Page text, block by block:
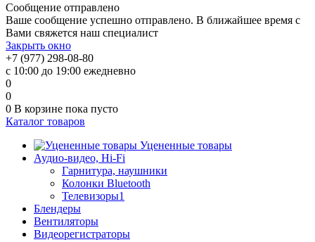
Сообщение отправлено
Ваше сообщение успешно отправлено. В ближайшее время с
Вами свяжется наш специалист
Закрыть окно
+7 (977) 298-08-80
с 10:00 до 19:00 ежедневно
0
0
0 В корзине пока пусто
Каталог товаров
Уцененные товары
Аудио-видео, Hi-Fi
Гарнитура, наушники
Колонки Bluetooth
Телевизоры1
Блендеры
Вентиляторы
Видеорегистраторы